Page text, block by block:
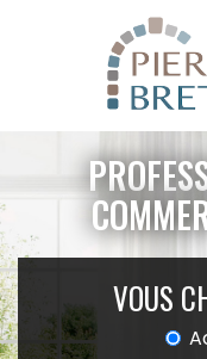
VOUS